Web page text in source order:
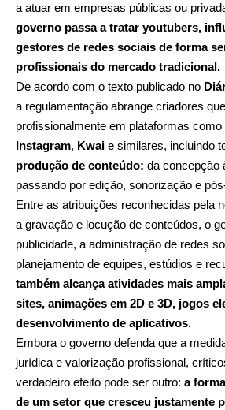
a atuar em empresas públicas ou
governo passa a tratar youtubers,
gestores de redes sociais de forma
profissionais do mercado tradicional.
De acordo com o texto publicado no
a regulamentação abrange criadores
profissionalmente em plataformas como
Instagram, Kwai e similares, incluindo
produção de conteúdo: da concepção
passando por edição, sonorização e
Entre as atribuições reconhecidas pela
a gravação e locução de conteúdos, o
publicidade, a administração de redes
planejamento de equipes, estúdios e
também alcança atividades mais
sites, animações em 2D e 3D, jogos
desenvolvimento de aplicativos.
Embora o governo defenda que a
jurídica e valorização profissional,
verdadeiro efeito pode ser outro: a
de um setor que cresceu justamente